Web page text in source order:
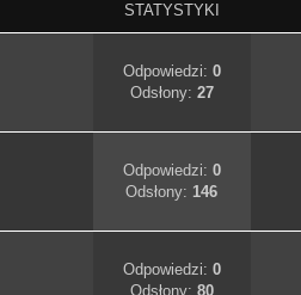
STATYSTYKI
Odpowiedzi: 0
Odsłony: 27
Odpowiedzi: 0
Odsłony:146
Odpowiedzi: 0
Odsłony: 80